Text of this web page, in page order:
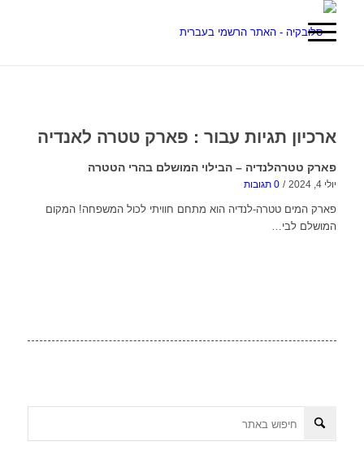
ארכיון תגיות עבור : פארק טטרה לאנדיה
פארק טטרהלנדיה – הבילוי המושלם בהרי הטטרה
יולי 4, 2024 / 0 תגובות
פארק המים טטרה-לנדיה הוא מתחם חוויתי לכול המשפחה! המקום
המושלם לבי…